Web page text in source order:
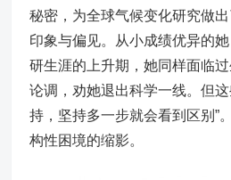
秘密，为全球气候变化研究做
印象与偏见。从小成绩优异的
研生涯的上升期，她同样面临
论调，劝她退出科学一线。但
持，坚持多一步就会看到区别”
构性困境的缩影。